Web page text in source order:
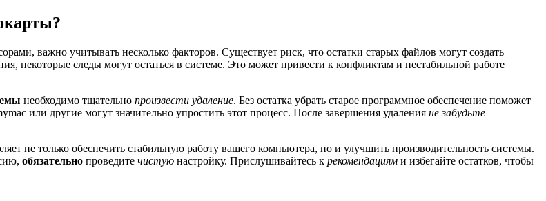
важно учитывать несколько факторов. Существует риск, что остатки старых файлов могут создать
некоторые следы могут остаться в системе. Это может привести к конфликтам и нестабильной работе
необходимо тщательно произвести удаление. Без остатка убрать старое программное обеспечение поможет
или другие могут значительно упростить этот процесс. После завершения удаления не забудьте
не только обеспечить стабильную работу вашего компьютера, но и улучшить производительность системы.
обязательно проведите чистую настройку. Прислушивайтесь к рекомендациям и избегайте остатков, чтобы